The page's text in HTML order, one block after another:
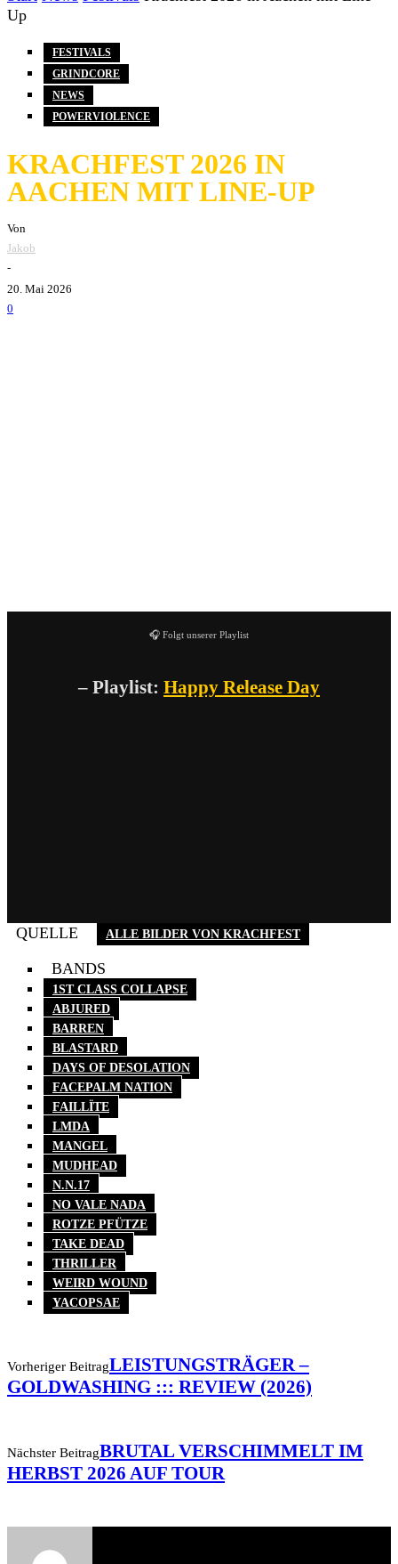
Up
FESTIVALS
GRINDCORE
NEWS
POWERVIOLENCE
KRACHFEST 2026 IN
AACHEN MIT LINE-UP
Von
Jakob
-
20. Mai 2026
0
🎧 Folgt unserer Playlist
– Playlist: Happy Release Day
QUELLE ALLE BILDER VON KRACHFEST
BANDS
1ST CLASS COLLAPSE
ABJURED
BARREN
BLASTARD
DAYS OF DESOLATION
FACEPALM NATION
FAILLÏTE
LMDA
MANGEL
MUDHEAD
N.N.17
NO VALE NADA
ROTZE PFÜTZE
TAKE DEAD
THRILLER
WEIRD WOUND
YACOPSAE
Vorheriger BeitragLEISTUNGSTRÄGER –
GOLDWASHING ::: REVIEW (2026)
Nächster BeitragBRUTAL VERSCHIMMELT IM
HERBST 2026 AUF TOUR